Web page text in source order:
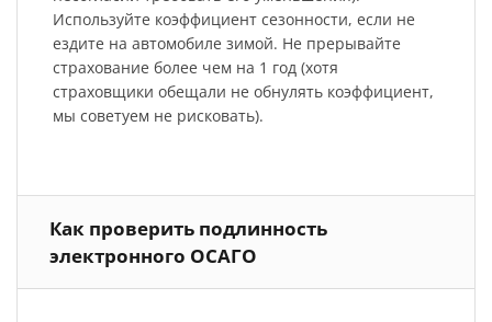
Используйте коэффициент сезонности, если не
ездите на автомобиле зимой. Не прерывайте
страхование более чем на 1 год (хотя
страховщики обещали не обнулять коэффициент,
мы советуем не рисковать).
Как проверить подлинность
электронного ОСАГО